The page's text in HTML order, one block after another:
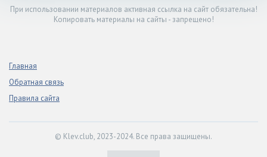
При использовании материалов активная ссылка на сайт обязательна!
Копировать материалы на сайты - запрещено!
Главная
Обратная связь
Правила сайта
© Klev.club, 2023-2024. Все права защищены.